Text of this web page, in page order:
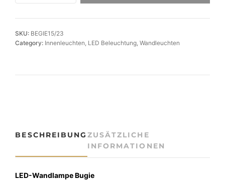
e
r
n
E
d
u
SKU: BEGIE15/23
Category: Innenleuchten LED Beleuchtung , Wandleuchten
BESCHREIBUNG ZUSÄTZLICHE
INFORMATIONEN
LED-WandlampeBugie